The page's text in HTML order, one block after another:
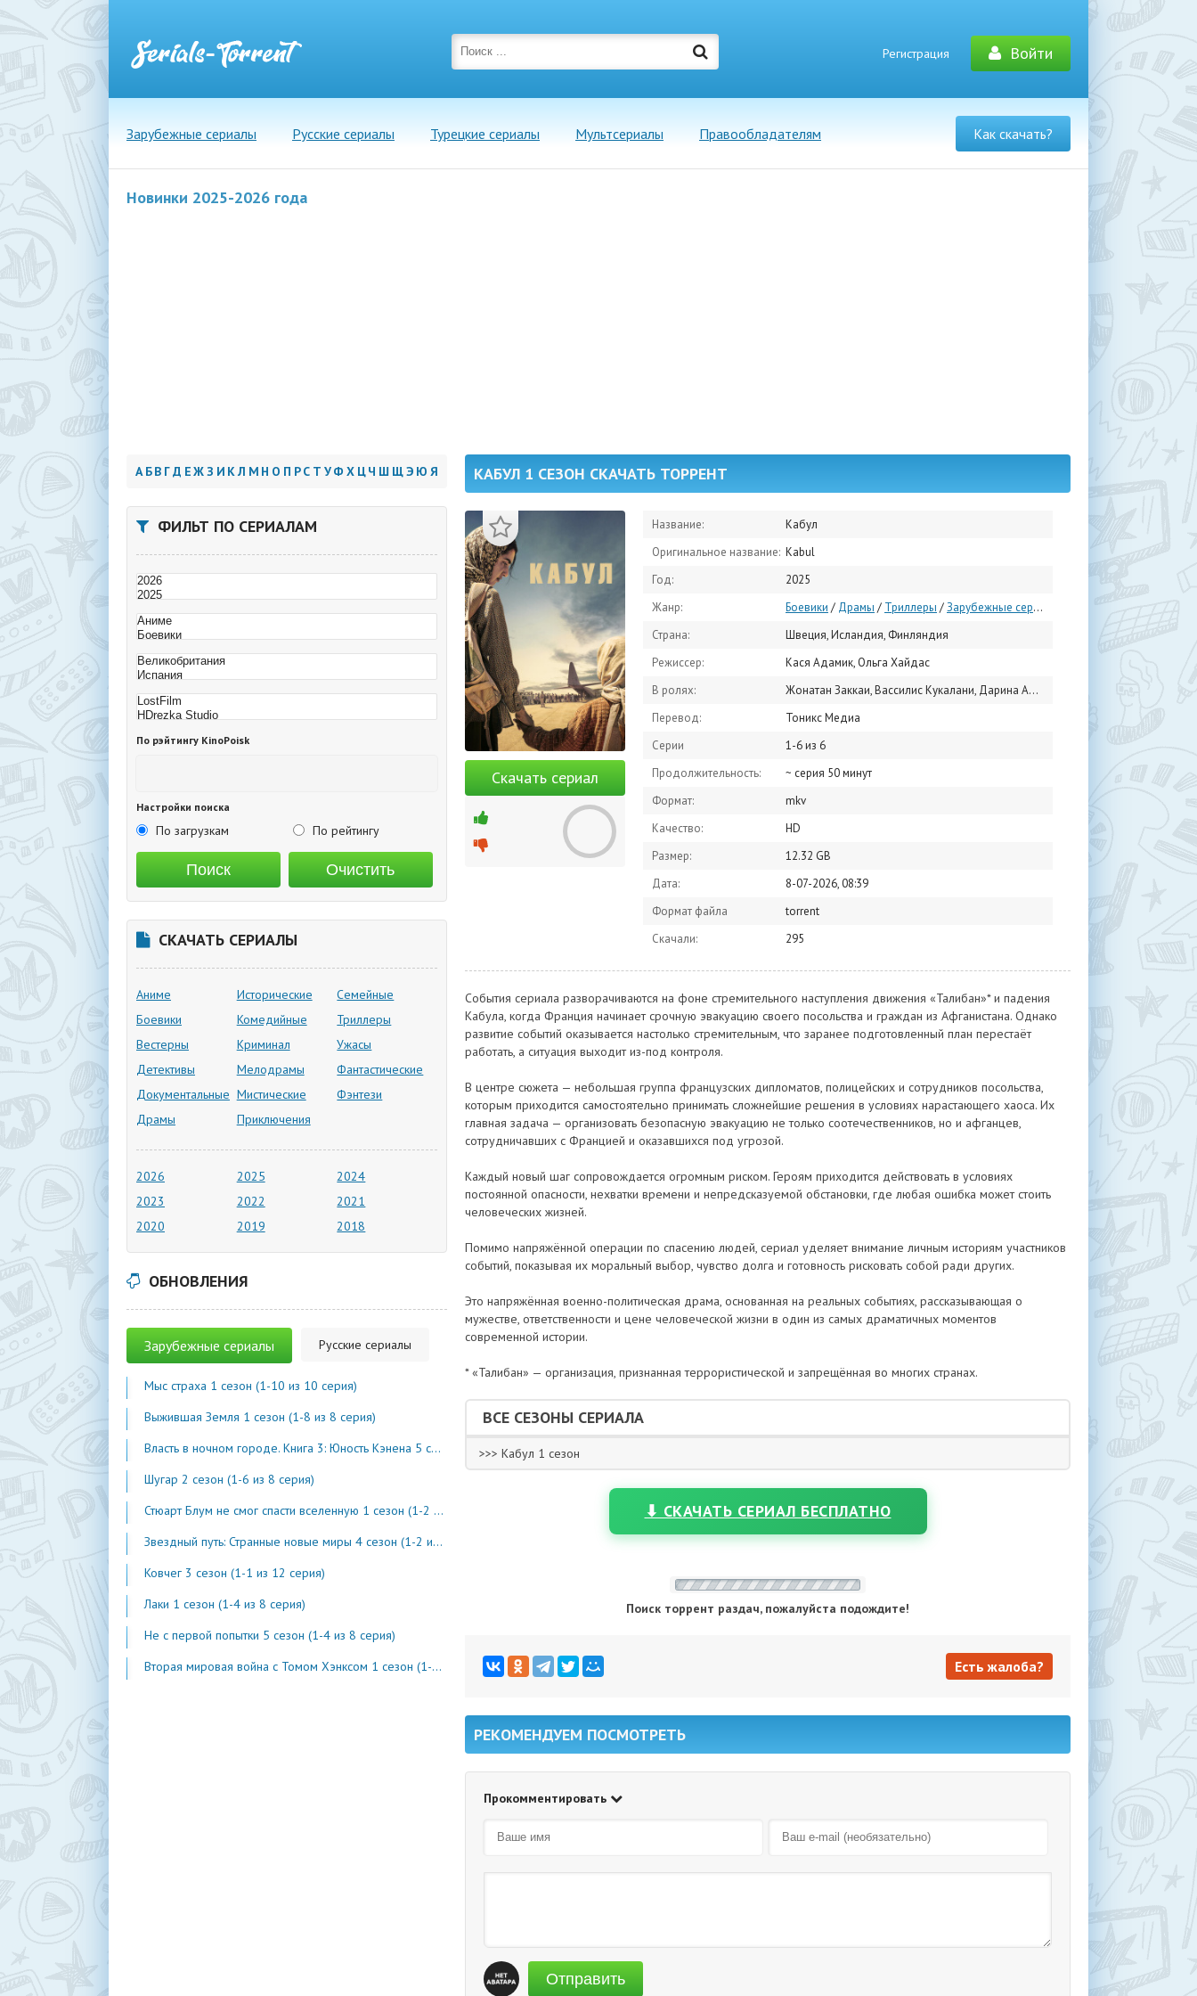
Регистрация Войти
Зарубежные сериалы Русские сериалы Турецкие сериалы Мультсериалы Правообладателям Как скачать?
Новинки 2025-2026 года
КАБУЛ 1 СЕЗОН СКАЧАТЬ ТОРРЕНТ
Скачать сериал
Название:
Кабул
Оригинальное название: Kabul
Год:
2025
Жанр:
Боевики / Драмы / Триллеры /Зарубежные сериалы
Страна:
Швеция, Исландия, Финляндия
Режиссер:
Кася Адамик, Ольга Хайдас
В ролях:
Жонатан Заккаи, Вассилис Кукалани, Дарина Аль Джунди, Шервин Аленаби, Hannah Abdoh, Джанмарко Саурино, Жанна Гурсо, Эрик Дэйн, Тибо Эврар, Кристос Василопулос
Перевод:
Тоникс Медиа
Серии
1-6 из 6
Продолжительность:
~ серия 50 минут
Формат:
mkv
Качество:
HD
Размер:
12.32 GB
Дата:
8-07-2026, 08:39
Формат файла
torrent
Скачали:
295
События сериала разворачиваются на фоне стремительного наступления движения «Талибан»* и падения
Кабула, когда Франция начинает срочную эвакуацию своего посольства и граждан из Афганистана. Однако
развитие событий оказывается настолько стремительным, что заранее подготовленный план перестаёт
работать, а ситуация выходит из-под контроля.
В центре сюжета — небольшая группа французских дипломатов, полицейских и сотрудников посольства,
которым приходится самостоятельно принимать сложнейшие решения в условиях нарастающего хаоса. Их
главная задача — организовать безопасную эвакуацию не только соотечественников, но и афганцев,
сотрудничавших с Францией и оказавшихся под угрозой.
Каждый новый шаг сопровождается огромным риском. Героям приходится действовать в условиях
постоянной опасности, нехватки времени и непредсказуемой обстановки, где любая ошибка может стоить
человеческих жизней.
Помимо напряжённой операции по спасению людей, сериал уделяет внимание личным историям участников
событий, показывая их моральный выбор, чувство долга и готовность рисковать собой ради других.
Это напряжённая военно-политическая драма, основанная на реальных событиях, рассказывающая о
мужестве, ответственности и цене человеческой жизни в один из самых драматичных моментов
современной истории.
* «Талибан» — организация, признанная террористической и запрещённая во многих странах.
ВСЕ СЕЗОНЫ СЕРИАЛА
>>> Кабул 1 сезон
⬇ СКАЧАТЬ СЕРИАЛ БЕСПЛАТНО
Поиск торрент раздач, пожалуйста подождите!
Есть жалоба?
РЕКОМЕНДУЕМ ПОСМОТРЕТЬ
Прокомментировать
Отправить
А БВ ГД ЕЖЗ И КЛ М Н О П РС Т УФ Х ЦЧ Ш ЩЭ Ю Я
ФИЛЬТ ПО СЕРИАЛАМ
По рэйтингу KinoPoisk
Настройки поиска
По загрузкам По рейтингу
СКАЧАТЬ СЕРИАЛЫ
Аниме
Боевики
Вестерны
Детективы
Документальные
Драмы
Исторические
Комедийные
Криминал
Мелодрамы
Мистические
Приключения
Семейные
Триллеры
Ужасы
Фантастические
Фэнтези
2026 2025
2024
2023
2022
2021
2020
2019 2018
ОБНОВЛЕНИЯ
Зарубежные сериалы Русские сериалы
Мыс страха 1 сезон (1-10 из 10 серия)
Выжившая Земля 1 сезон (1-8 из 8 серия)
Власть в ночном городе. Книга 3: Юность Кэнена 5 сезон (1-7 из 10 серия)
Шугар 2 сезон (1-6 из 8 серия)
Стюарт Блум не смог спасти вселенную 1 сезон (1-2 из 8 серия)
Звездный путь: Странные новые миры 4 сезон (1-2 из 10 серия)
Ковчег 3 сезон (1-1 из 12 серия)
Лаки 1 сезон (1-4 из 8 серия)
Не с первой попытки 5 сезон (1-4 из 8 серия)
Вторая мировая война с Томом Хэнксом 1 сезон (1-20 из 20 серия)